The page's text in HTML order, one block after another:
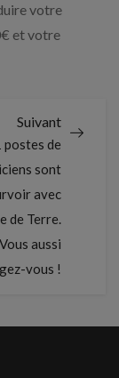
votre
et votre
Suivant
postes de
sont
avec
de Terre.
Vous aussi
vous !